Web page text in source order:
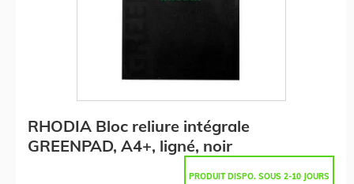
RHODIA Bloc reliure intégrale
GREENPAD, A4+, ligné, noir
PRODUIT DISPO. SOUS 2-10 JOURS